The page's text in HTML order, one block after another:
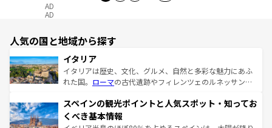
AD
AD
人気の国と地域から探す
イタリア
イタリアは歴史、文化、グルメ、自然と多彩な魅力にあふ
れた国。 ローマの古代遺跡やフィレンツェのルネッサンス
ろん、トスカーナの美しい田園風景やアマルフィ海岸の絶
景など、自然景観も見逃せない。観光の合間には、本場の
ピザやパスタなど、絶品のイタリア料理を堪能することも
スペインの観光ポイントと人気スポット・知ってお
くべき基本情報